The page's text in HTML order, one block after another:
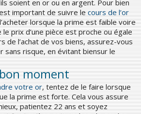
soient en or ou en argent. Pour bien
important de suivre le cours de l’or
lorsque la prime est faible voire
le prix d’une pièce est proche ou égale
de l’achat de vos biens, assurez-vous
sans risque, en évitant biensur le
moment
votre or, tentez de le faire lorsque
la prime est forte. Cela vous assure
patientez 22 ans et soyez